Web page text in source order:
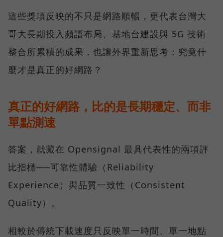
這些獎項反映的不只是網路順暢，更代表台灣大
哥大長期投入頻譜布局、基地台建設與 5G 技術
整合所累積的成果，也讓外界重新思考：究竟什
麼才是真正的好網路？
真正的好網路，比的是長期穩定、而非
單點測速
答案，就藏在 Opensignal 最具代表性的兩項評
比指標──可靠性體驗（Reliability
Experience）與品質一致性（Consistent
Quality）。
相較於傳統下載速度只反映單一時間、單一地點